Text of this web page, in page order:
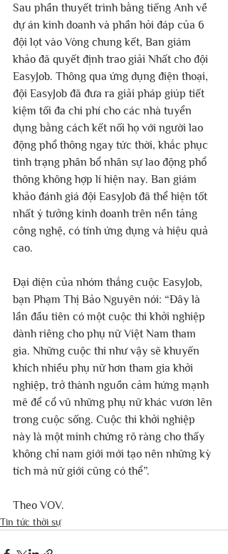
Sau phần thuyết trình bằng tiếng Anh về
dự án kinh doanh và phần hỏi đáp của 6
đội lọt vào Vòng chung kết, Ban giám
khảo đã quyết định trao giải Nhất cho đội
EasyJob. Thông qua ứng dụng điện thoại,
đội EasyJob đã đưa ra giải pháp giúp tiết
kiệm tối đa chi phí cho các nhà tuyển
dụng bằng cách kết nối họ với người lao
động phổ thông ngay tức thời, khắc phục
tình trạng phân bổ nhân sự lao động phổ
thông không hợp lí hiện nay. Ban giám
khảo đánh giá đội EasyJob đã thể hiện tốt
nhất ý tưởng kinh doanh trên nền tảng
công nghệ, có tính ứng dụng và hiệu quả
cao.
Đại diện của nhóm thắng cuộc EasyJob,
bạn Phạm Thị Bảo Nguyên nói: “Đây là
lần đầu tiên có một cuộc thi khởi nghiệp
dành riêng cho phụ nữ Việt Nam tham
gia. Những cuộc thi như vậy sẽ khuyến
khích nhiều phụ nữ hơn tham gia khởi
nghiệp, trở thành nguồn cảm hứng mạnh
mẽ để cổ vũ những phụ nữ khác vươn lên
trong cuộc sống. Cuộc thi khởi nghiệp
này là một minh chứng rõ ràng cho thấy
không chỉ nam giới mới tạo nên những kỳ
tích mà nữ giới cũng có thể”.
Theo VOV.
Tin tức thời sự